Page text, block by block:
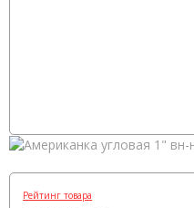
Рейтинг товара